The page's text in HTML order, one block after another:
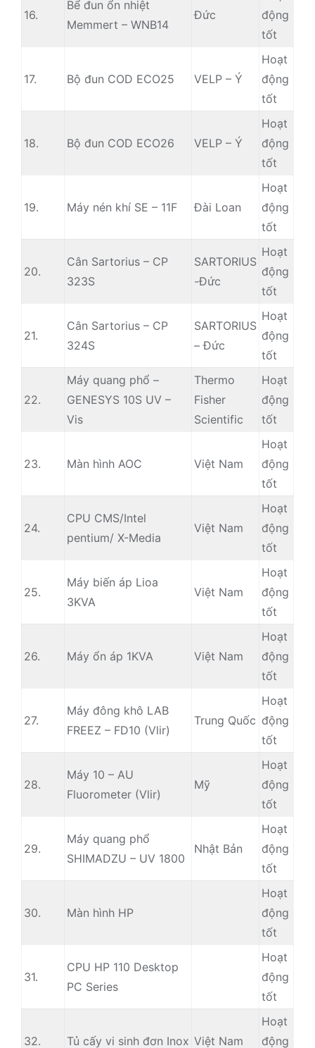
16.
Bể đun ổn nhiệt
Memmert – WNB14
Đức
động
tốt
17. Bộ đun COD ECO25 VELP – Ý
Hoạt
động
tốt
18. Bộ đun COD ECO26 VELP – Ý
Hoạt
động
tốt
19. Máy nén khí SE – 11F Đài Loan
Hoạt
động
tốt
20.
Cân Sartorius – CP
323S
SARTORIUS
-Đức
Hoạt
động
tốt
21.
Cân Sartorius – CP
324S
SARTORIUS
– Đức
Hoạt
động
tốt
22.
Máy quang phổ –
GENESYS 10S UV –
Vis
Thermo
Fisher
Scientific
Hoạt
động
tốt
23. Màn hình AOC Việt Nam
Hoạt
động
tốt
24.
CPU CMS/Intel
pentium/ X-Media
Việt Nam
Hoạt
động
tốt
25.
Máy biến áp Lioa
3KVA
Việt Nam
Hoạt
động
tốt
26. Máy ổn áp 1KVA Việt Nam
Hoạt
động
tốt
27.
Máy đông khô LAB
FREEZ – FD10 (Vlir)
Trung Quốc
Hoạt
động
tốt
28.
Máy 10 – AU
Fluorometer (Vlir)
Mỹ
Hoạt
động
tốt
29.
Máy quang phổ
SHIMADZU – UV 1800
Nhật Bản
Hoạt
động
tốt
30. Màn hình HP
Hoạt
động
tốt
31.
CPU HP 110 Desktop
PC Series
Hoạt
động
tốt
32. Tủ cấy vi sinh đơn Inox Việt Nam
Hoạt
động